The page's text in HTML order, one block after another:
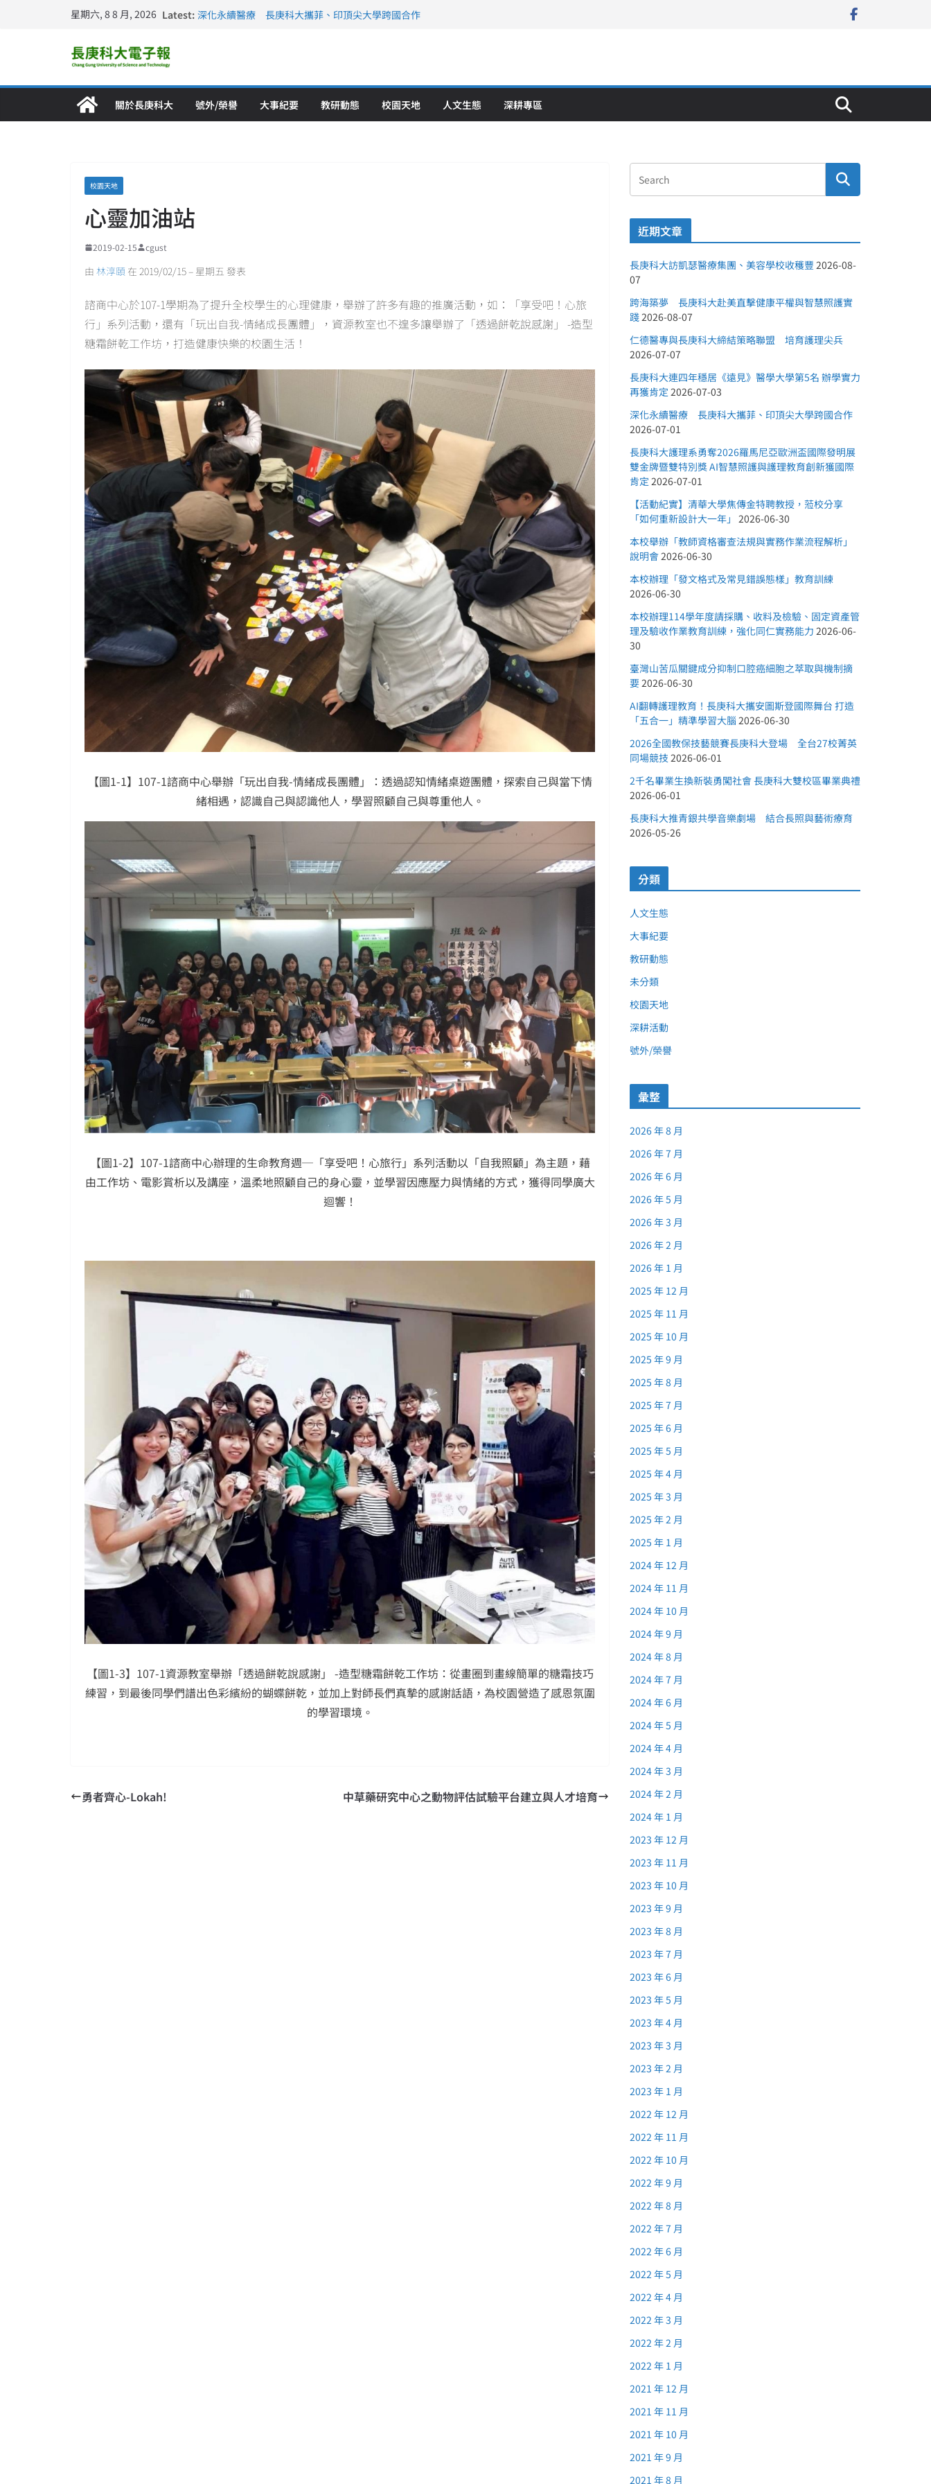
星期六, 8 8 月, 2026 Latest: 深化永續醫療 長庚科大攜菲、印頂尖大學跨國合作
關於長庚科大 號外/榮譽 大事紀要 教研動態 校園天地 人文生態 深耕專區
校園天地
心靈加油站
2019-02-15 cgust
由 林淳頤 在 2019/02/15 – 星期五 發表
諮商中心於107-1學期為了提升全校學生的心理健康，舉辦了許多有趣的推廣活動，如：「享受吧！心旅
行」系列活動，還有「玩出自我-情緒成長團體」，資源教室也不遑多讓舉辦了「透過餅乾說感謝」 -造型
糖霜餅乾工作坊，打造健康快樂的校園生活！
【圖1-1】107-1諮商中心舉辦「玩出自我-情緒成長團體」：透過認知情緒桌遊團體，探索自己與當下情
緒相遇，認識自己與認識他人，學習照顧自己與尊重他人。
【圖1-2】107-1諮商中心辦理的生命教育週─「享受吧！心旅行」系列活動以「自我照顧」為主題，藉
由工作坊、電影賞析以及講座，溫柔地照顧自己的身心靈，並學習因應壓力與情緒的方式，獲得同學廣大
迴響！
【圖1-3】107-1資源教室舉辦「透過餅乾說感謝」 -造型糖霜餅乾工作坊：從畫圈到畫線簡單的糖霜技巧
練習，到最後同學們譜出色彩繽紛的蝴蝶餅乾，並加上對師長們真摯的感謝話語，為校園營造了感恩氛圍
的學習環境。
勇者齊心-Lokah! 中草藥研究中心之動物評估試驗平台建立與人才培育
近期文章
長庚科大訪凱瑟醫療集團、美容學校收穫豐 2026-08-
07
跨海築夢 長庚科大赴美直擊健康平權與智慧照護實
踐2026-08-07
仁德醫專與長庚科大締結策略聯盟 培育護理尖兵
2026-07-07
長庚科大連四年穩居《遠見》醫學大學第5名 辦學實力
再獲肯定 2026-07-03
深化永續醫療 長庚科大攜菲、印頂尖大學跨國合作
2026-07-01
長庚科大護理系勇奪2026羅馬尼亞歐洲盃國際發明展
雙金牌暨雙特別獎 AI智慧照護與護理教育創新獲國際
肯定 2026-07-01
【活動紀實】清華大學焦傳金特聘教授，蒞校分享
「如何重新設計大一年」 2026-06-30
本校舉辦「教師資格審查法規與實務作業流程解析」
說明會2026-06-30
本校辦理「發文格式及常見錯誤態樣」教育訓練
2026-06-30
本校辦理114學年度請採購、收料及檢驗、固定資產管
理及驗收作業教育訓練，強化同仁實務能力 2026-06-
30
臺灣山苦瓜關鍵成分抑制口腔癌細胞之萃取與機制摘
要2026-06-30
AI翻轉護理教育！長庚科大攜安圖斯登國際舞台 打造
「五合一」精準學習大腦 2026-06-30
2026全國教保技藝競賽長庚科大登場 全台27校菁英
同場競技 2026-06-01
2千名畢業生換新裝勇闖社會 長庚科大雙校區畢業典禮
2026-06-01
長庚科大推青銀共學音樂劇場 結合長照與藝術療育
2026-05-26
分類
人文生態
大事紀要
教研動態
未分類
校園天地
深耕活動
號外/榮譽
彙整
2026 年 8 月
2026 年 7 月
2026 年 6 月
2026 年 5 月
2026 年 3 月
2026 年 2 月
2026 年 1 月
2025 年 12 月
2025 年 11 月
2025 年 10 月
2025 年 9 月
2025 年 8 月
2025 年 7 月
2025 年 6 月
2025 年 5 月
2025 年 4 月
2025 年 3 月
2025 年 2 月
2025 年 1 月
2024 年 12 月
2024 年 11 月
2024 年 10 月
2024 年 9 月
2024 年 8 月
2024 年 7 月
2024 年 6 月
2024 年 5 月
2024 年 4 月
2024 年 3 月
2024 年 2 月
2024 年 1 月
2023 年 12 月
2023 年 11 月
2023 年 10 月
2023 年 9 月
2023 年 8 月
2023 年 7 月
2023 年 6 月
2023 年 5 月
2023 年 4 月
2023 年 3 月
2023 年 2 月
2023 年 1 月
2022 年 12 月
2022 年 11 月
2022 年 10 月
2022 年 9 月
2022 年 8 月
2022 年 7 月
2022 年 6 月
2022 年 5 月
2022 年 4 月
2022 年 3 月
2022 年 2 月
2022 年 1 月
2021 年 12 月
2021 年 11 月
2021 年 10 月
2021 年 9 月
2021 年 8 月